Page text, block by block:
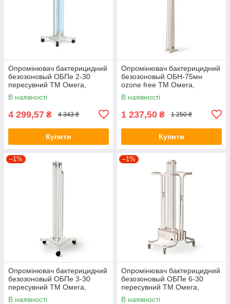
Опромінювач бактерицидний
безозоновый ОБПе 2-30
пересувний ТМ Омега,
(00001215)
В наявності
4 299,57 ₴ 4 343 ₴
Купити
Опромінювач бактерицидний
безозоновый ОБН-75мн
ozone free ТМ Омега,
(Omega)
В наявності
1 237,50 ₴ 1 250 ₴
Купити
–1%
Опромінювач бактерицидний
безозоновый ОБПе 3-30
пересувний ТМ Омега,
(00001216)
В наявності
–1%
Опромінювач бактерицидний
безозоновый ОБПе 6-30
пересувний ТМ Омега,
(Omega)
В наявності